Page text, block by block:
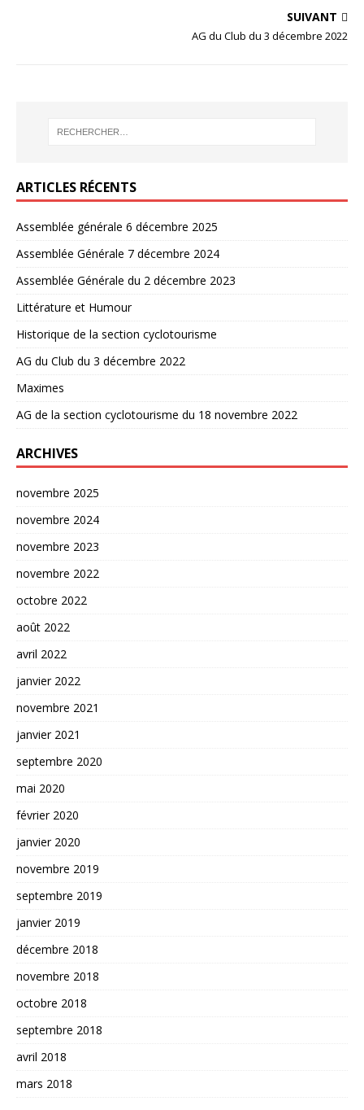
SUIVANT
AG du Club du 3 décembre 2022
ARTICLES RÉCENTS
Assemblée générale 6 décembre 2025
Assemblée Générale 7 décembre 2024
Assemblée Générale du 2 décembre 2023
Littérature et Humour
Historique de la section cyclotourisme
AG du Club du 3 décembre 2022
Maximes
AG de la section cyclotourisme du 18 novembre 2022
ARCHIVES
novembre 2025
novembre 2024
novembre 2023
novembre 2022
octobre 2022
août 2022
avril 2022
janvier 2022
novembre 2021
janvier 2021
septembre 2020
mai 2020
février 2020
janvier 2020
novembre 2019
septembre 2019
janvier 2019
décembre 2018
novembre 2018
octobre 2018
septembre 2018
avril 2018
mars 2018